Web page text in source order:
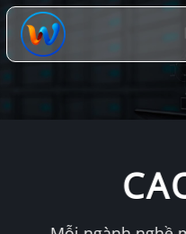
Chuyển
đến
dung